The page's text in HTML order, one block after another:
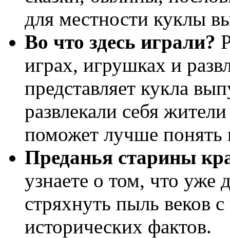
для местности куклы
Во что здесь играли?
играх, игрушках и
представляет кукла
развлекали себя
поможет лучше понять
Преданья старины
узнаете о том, что уже
стряхнуть пыль веков
исторических фактов.